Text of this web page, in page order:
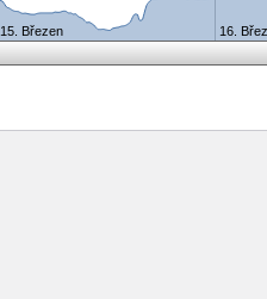
15. Březen 16.